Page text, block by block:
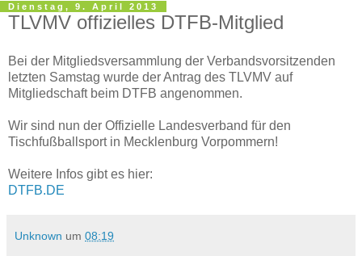
Dienstag, 9. April 2013
TLVMV offizielles DTFB-Mitglied
Bei der Mitgliedsversammlung der Verbandsvorsitzenden
letzten Samstag wurde der Antrag des TLVMV auf
Mitgliedschaft beim DTFB angenommen.
Wir sind nun der Offizielle Landesverband für den
Tischfußballsport in Mecklenburg Vorpommern!
Weitere Infos gibt es hier:
DTFB.DE
Unknown um 08:19